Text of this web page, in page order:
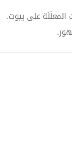
المعلَنَة على بيوت.